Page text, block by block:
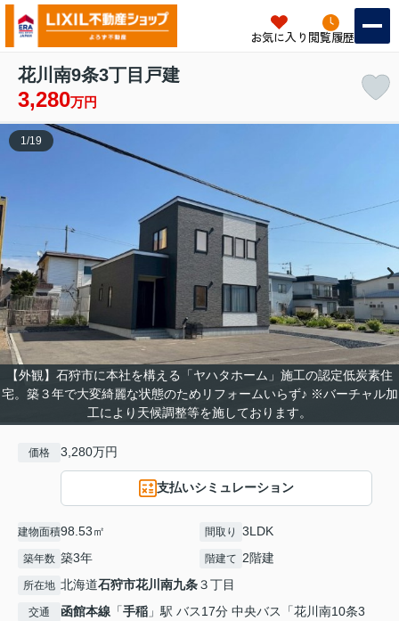
お気に入り 閲覧履歴
花川南9条3丁目戸建
3,280万円
【外観】石狩市に本社を構える「ヤハタホーム」施工の認定低炭素住
宅。築３年で大変綺麗な状態のためリフォームいらず♪ ※バーチャル加
工により天候調整等を施しております。
1/19
価格 3,280万円
支払いシミュレーション
建物面積98.53㎡ 間取り 3LDK
築年数 築3年 階建て 2階建
所在地 北海道石狩市花川南九条３丁目
交通 函館本線 「手稲 」駅 バス17分 中央バス「花川南10条3